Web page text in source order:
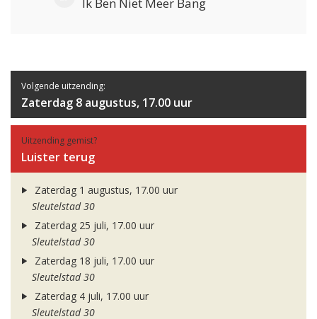
Ik Ben Niet Meer Bang
Volgende uitzending:
Zaterdag 8 augustus, 17.00 uur
Uitzending gemist?
Luister terug
Zaterdag 1 augustus, 17.00 uur
Sleutelstad 30
Zaterdag 25 juli, 17.00 uur
Sleutelstad 30
Zaterdag 18 juli, 17.00 uur
Sleutelstad 30
Zaterdag 4 juli, 17.00 uur
Sleutelstad 30